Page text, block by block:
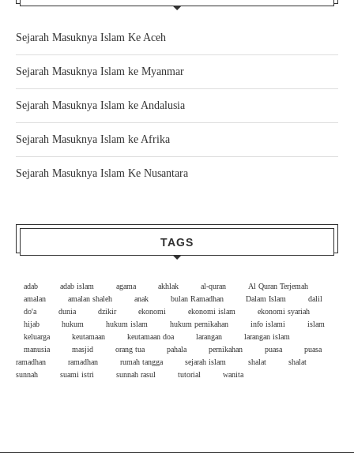
Sejarah Masuknya Islam Ke Aceh
Sejarah Masuknya Islam ke Myanmar
Sejarah Masuknya Islam ke Andalusia
Sejarah Masuknya Islam ke Afrika
Sejarah Masuknya Islam Ke Nusantara
TAGS
adab adab islam agama akhlak al-quran
Al Quran Terjemah
amalan
amalan shaleh anak bulan Ramadhan Dalam Islam
dalil
do'a
dunia dzikir ekonomi ekonomi islam
ekonomi syariah
hijab
hukum hukum islam hukum pernikahan info islami
islam
keluarga
keutamaan keutamaan doa larangan
larangan islam
manusia
masjid orang tua pahala pernikahan puasa
puasa
ramadhan
ramadhan rumah tangga sejarah islam shalat
shalat
sunnah
suami istri sunnah rasul tutorial wanita